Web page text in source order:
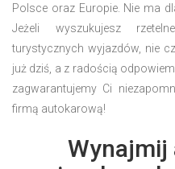
Polsce oraz Europie. Nie ma
Jeżeli wyszukujesz
turystycznych wyjazdów, nie
już dziś, a z radością
zagwarantujemy Ci
firmą autokarową!
Wynajmij